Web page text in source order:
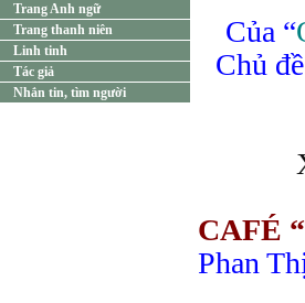
Trang Anh ngữ
Trang thanh niên
Linh tinh
Tác giả
Nhắn tin, tìm người
Của “
Chủ
CAFÉ
Phan